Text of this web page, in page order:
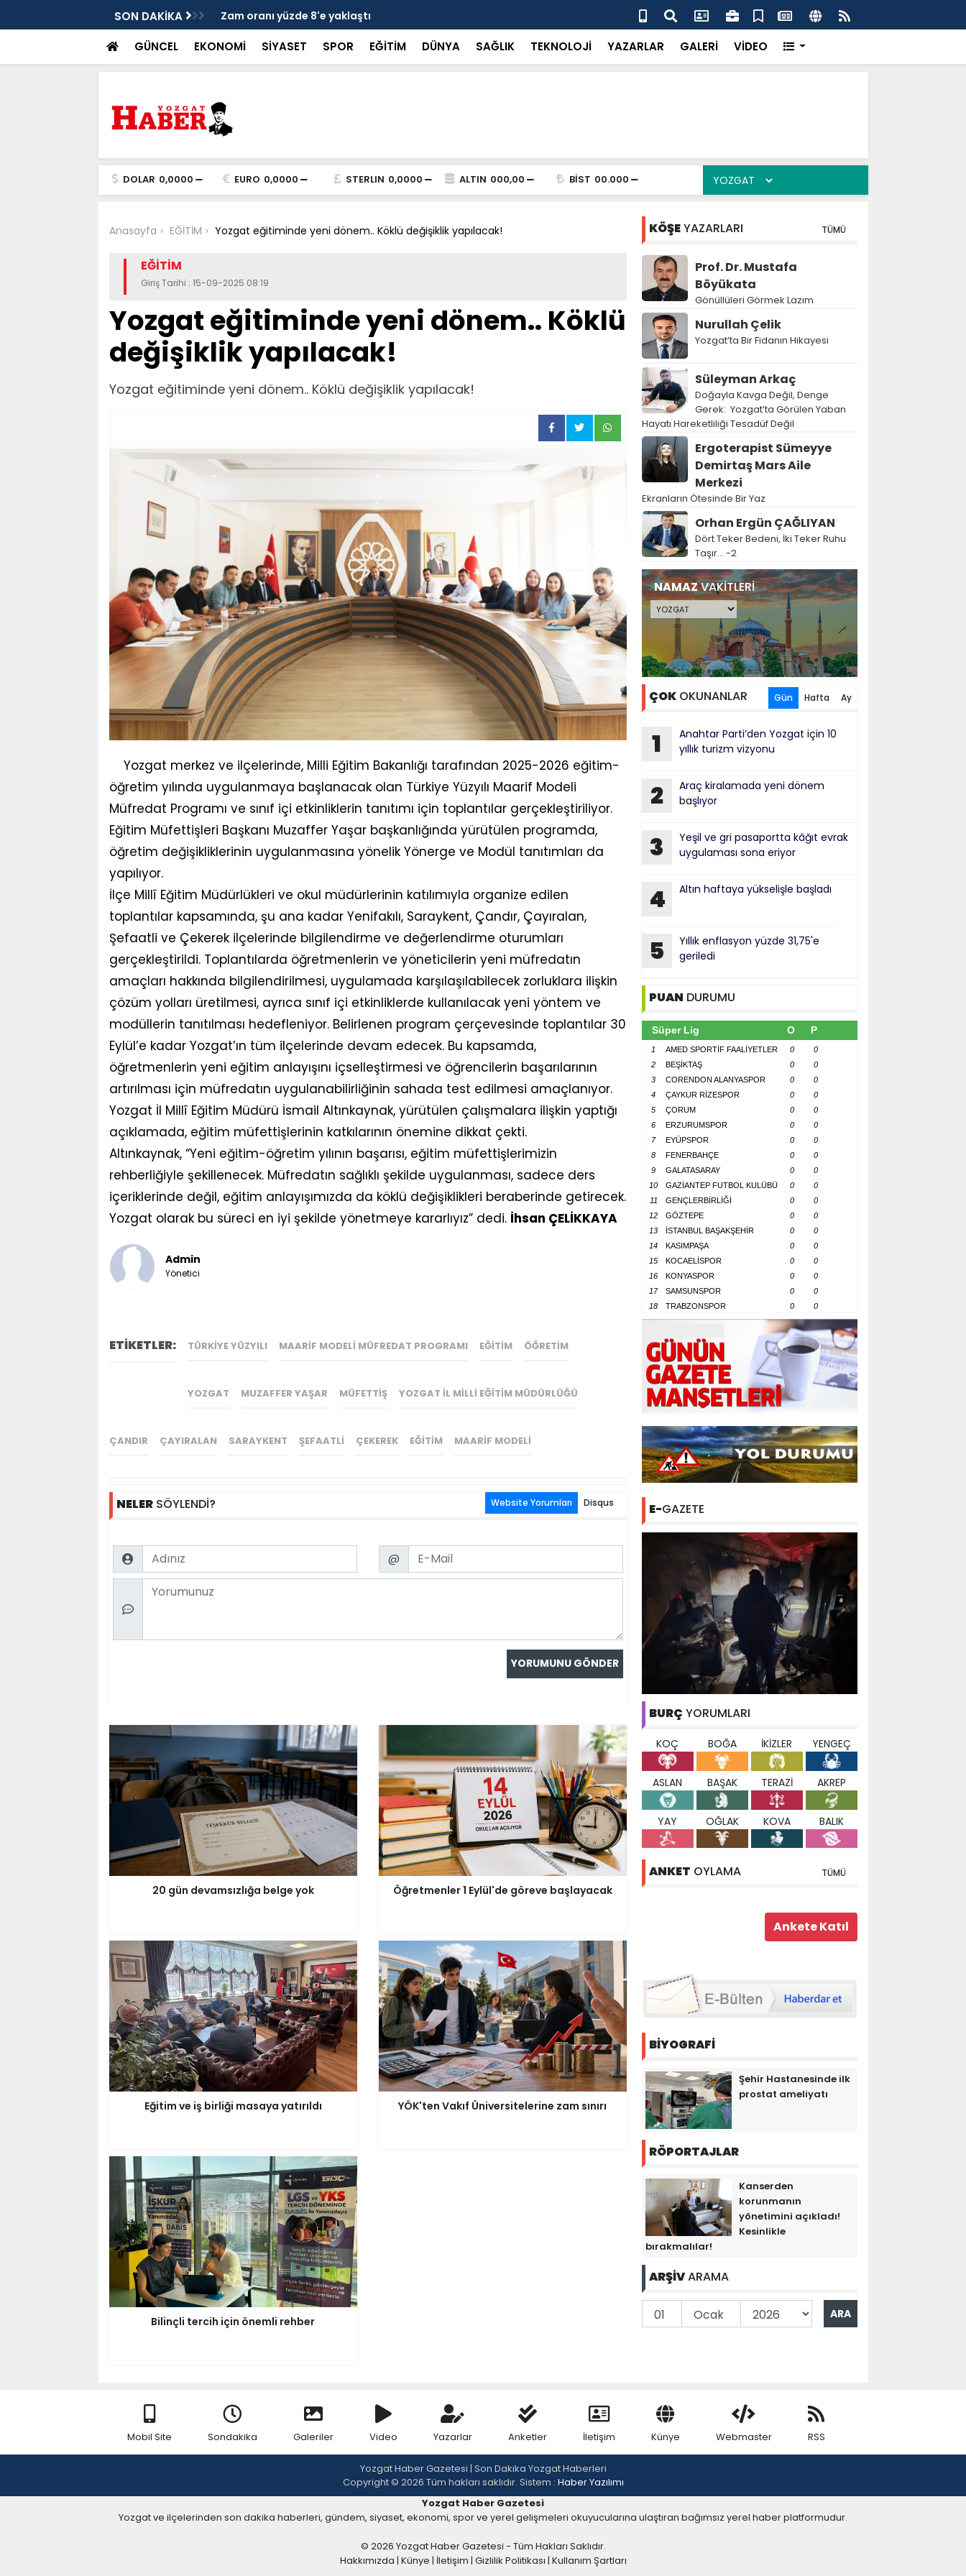
SON DAKİKA Zam oranı yüzde 8'e yaklaştı Ağustos ayı kira zam oranı belli oldu
GÜNCEL EKONOMİ SİYASET SPOR EĞİTİM DÜNYA SAĞLIK TEKNOLOJİ YAZARLAR GALERİ VİDEO
DOLAR 0,0000 EURO 0,0000 STERLIN 0,0000 ALTIN 000,00 BİST 00.000
Anasayfa EĞİTİM Yozgat eğitiminde yeni dönem.. Köklü değişiklik yapılacak!
EĞİTİM
Giriş Tarihi : 15-09-2025 08:19
Yozgat eğitiminde yeni dönem.. Köklü
değişiklik yapılacak!
Yozgat eğitiminde yeni dönem.. Köklü değişiklik yapılacak!
Yozgat merkez ve ilçelerinde, Milli Eğitim Bakanlığı tarafından 2025-2026 eğitim-
öğretim yılında uygulanmaya başlanacak olan Türkiye Yüzyılı Maarif Modeli
Müfredat Programı ve sınıf içi etkinliklerin tanıtımı için toplantılar gerçekleştiriliyor.
Eğitim Müfettişleri Başkanı Muzaffer Yaşar başkanlığında yürütülen programda,
öğretim değişikliklerinin uygulanmasına yönelik Yönerge ve Modül tanıtımları da
yapılıyor.
İlçe Millî Eğitim Müdürlükleri ve okul müdürlerinin katılımıyla organize edilen
toplantılar kapsamında, şu ana kadar Yenifakılı, Saraykent, Çandır, Çayıralan,
Şefaatli ve Çekerek ilçelerinde bilgilendirme ve değerlendirme oturumları
gerçekleştirildi. Toplantılarda öğretmenlerin ve yöneticilerin yeni müfredatın
amaçları hakkında bilgilendirilmesi, uygulamada karşılaşılabilecek zorluklara ilişkin
çözüm yolları üretilmesi, ayrıca sınıf içi etkinliklerde kullanılacak yeni yöntem ve
modüllerin tanıtılması hedefleniyor. Belirlenen program çerçevesinde toplantılar 30
Eylül’e kadar Yozgat’ın tüm ilçelerinde devam edecek. Bu kapsamda,
öğretmenlerin yeni eğitim anlayışını içselleştirmesi ve öğrencilerin başarılarının
artırılması için müfredatın uygulanabilirliğinin sahada test edilmesi amaçlanıyor.
Yozgat İl Millî Eğitim Müdürü İsmail Altınkaynak, yürütülen çalışmalara ilişkin yaptığı
açıklamada, eğitim müfettişlerinin katkılarının önemine dikkat çekti.
Altınkaynak, “Yeni eğitim-öğretim yılının başarısı, eğitim müfettişlerimizin
rehberliğiyle şekillenecek. Müfredatın sağlıklı şekilde uygulanması, sadece ders
içeriklerinde değil, eğitim anlayışımızda da köklü değişiklikleri beraberinde getirecek.
Yozgat olarak bu süreci en iyi şekilde yönetmeye kararlıyız” dedi. İhsan ÇELİKKAYA
Admin
Yönetici
ETİKETLER: TÜRKIYE YÜZYILI MAARIF MODELI MÜFREDAT PROGRAMI EĞITIM ÖĞRETIM
YOZGAT MUZAFFER YAŞAR MÜFETTIŞ YOZGAT İL MILLI EĞITIM MÜDÜRLÜĞÜ
ÇANDIR ÇAYIRALAN SARAYKENT ŞEFAATLI ÇEKEREK EĞITIM MAARIF MODELI
NELERSÖYLENDİ? Website Yorumları Disqus
Name Email
@
Comment
20 gün devamsızlığa belge yok Öğretmenler 1 Eylül'de göreve başlayacak
Eğitim ve iş birliği masaya yatırıldı YÖK'ten Vakıf Üniversitelerine zam sınırı
Bilinçli tercih için önemli rehber
KÖŞEYAZARLARI TÜMÜ
Prof. Dr. Mustafa
Böyükata
Gönüllüleri Görmek Lazım
Nurullah Çelik
Yozgat’ta Bir Fidanın Hikayesi
Süleyman Arkaç
Doğayla Kavga Değil, Denge
Gerek: Yozgat’ta Görülen Yaban
Hayatı Hareketliliği Tesadüf Değil
Ergoterapist Sümeyye
Demirtaş Mars Aile
Merkezi
Ekranların Ötesinde Bir Yaz
Orhan Ergün ÇAĞLIYAN
Dört Teker Bedeni, İki Teker Ruhu
Taşır… -2
NAMAZVAKİTLERİ
ÇOKOKUNANLAR Gün Hafta Ay
1
Anahtar Parti’den Yozgat için 10
yıllık turizm vizyonu
2
Araç kiralamada yeni dönem
başlıyor
3
Yeşil ve gri pasaportta kâğıt evrak
uygulaması sona eriyor
4 Altın haftaya yükselişle başladı
5
Yıllık enflasyon yüzde 31,75'e
geriledi
PUAN DURUMU
Süper Lig O P
1 AMED SPORTİF FAALİYETLER 0
0
2
BEŞİKTAŞ 0
0
3
CORENDON ALANYASPOR 0
0
4
ÇAYKUR RİZESPOR 0
0
5
ÇORUM 0
0
6
ERZURUMSPOR 0
0
7
EYÜPSPOR 0
0
8
FENERBAHÇE 0
0
9
GALATASARAY 0
0
10
GAZİANTEP FUTBOL KULÜBÜ 0
0
11
GENÇLERBİRLİĞİ 0
0
12
GÖZTEPE 0
0
13
İSTANBUL BAŞAKŞEHİR 0
0
14
KASIMPAŞA 0
0
15
KOCAELİSPOR 0
0
16
KONYASPOR 0
0
17
SAMSUNSPOR 0
0
18
TRABZONSPOR 0 0
E-GAZETE
BURÇ YORUMLARI
KOÇ BOĞA İKİZLER YENGEÇ
ASLAN BAŞAK TERAZİ AKREP
YAY OĞLAK KOVA BALIK
ANKET OYLAMA TÜMÜ
BİYOGRAFİ
Şehir Hastanesinde ilk
prostat ameliyatı
RÖPORTAJLAR
Kanserden
korunmanın
yönetimini açıkladı!
Kesinlikle
bırakmalılar!
ARŞİVARAMA
Mobil Site Sondakika Galeriler Video Yazarlar Anketler İletişim Künye Webmaster RSS
Yozgat Haber Gazetesi | Son Dakika Yozgat Haberleri
Copyright © 2026 Tüm hakları saklıdır. Sistem : Haber Yazılımı
Yozgat Haber Gazetesi
Yozgat ve ilçelerinden son dakika haberleri, gündem, siyaset, ekonomi, spor ve yerel gelişmeleri okuyucularına ulaştıran bağımsız yerel haber platformudur.
© 2026 Yozgat Haber Gazetesi - Tüm Hakları Saklıdır.
Hakkımızda | Künye | İletişim | Gizlilik Politikası | Kullanım Şartları